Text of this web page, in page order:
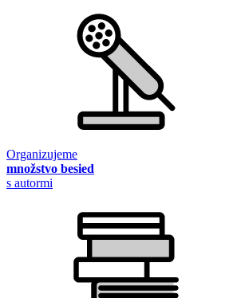
Organizujeme
množstvo besied
s autormi